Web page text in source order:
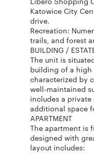
Katowice City
drive.
Recreation:
trails, and forest
BUILDING /
The unit is
building of a high
characterized by
well-maintained
includes a
additional space
APARTMENT
The apartment is
designed with
layout includes: